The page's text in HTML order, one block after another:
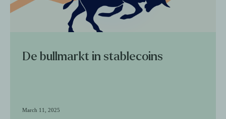
De bullmarkt in stablecoins
March 11, 2025